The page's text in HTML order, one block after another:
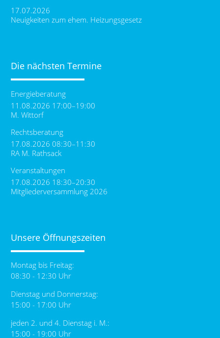
17.07.2026
Neuigkeiten zum ehem. Heizungsgesetz
Die nächsten Termine
Energieberatung
11.08.2026 17:00–19:00
M. Wittorf
Rechtsberatung
17.08.2026 08:30–11:30
RA M. Rathsack
Veranstaltungen
17.08.2026 18:30–20:30
Mitgliederversammlung 2026
Unsere Öffnungszeiten
Montag bis Freitag:
08:30 - 12:30 Uhr
Dienstag und Donnerstag:
15:00 - 17:00 Uhr
jeden 2. und 4. Dienstag i. M.:
15:00 - 19:00 Uhr